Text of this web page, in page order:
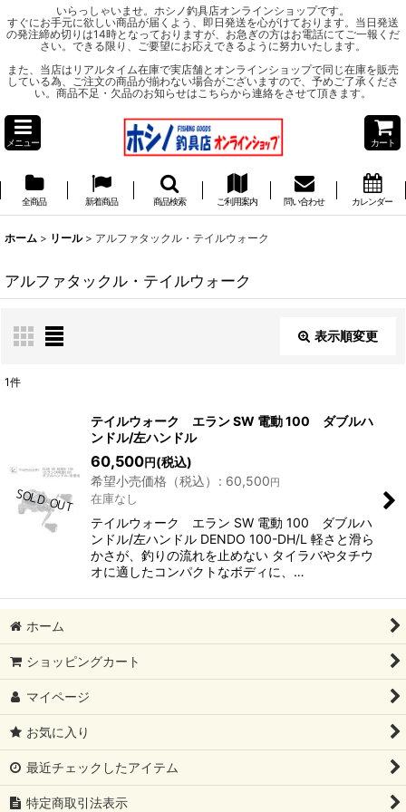
いらっしゃいませ。ホシノ釣具店オンラインショップです。
すぐにお手元に欲しい商品が届くよう、即日発送を心がけております。当日発送
の発注締め切りは14時となっておりますが、お急ぎの方はお電話にてご一報くだ
さい。できる限り、ご要望にお応えできるように努力いたします。
また、当店はリアルタイム在庫で実店舗とオンラインショップで同じ在庫を販売
している為、ご注文の商品が揃わない場合がございますので、予めご了承くださ
い。商品不足・欠品のお知らせはこちらから連絡をさせて頂きます。
メニュー カート
全商品 新着商品 商品検索 ご利用案内 問い合わせ カレンダー
ホーム > リール > アルファタックル・テイルウォーク
アルファタックル・テイルウォーク
表示順変更
並び順:
絞り込む
1件
テイルウォーク エラン SW 電動 100 ダブルハ
ンドル/左ハンドル
60,500円(税込)
希望小売価格（税込）
: 60,500円
在庫なし
テイルウォーク エラン SW 電動 100 ダブルハ
ンドル/左ハンドル DENDO 100-DH/L 軽さと滑ら
かさが、釣りの流れを止めない タイラバやタチウ
オに適したコンパクトなボディに、…
ホーム
ショッピングカート
マイページ
お気に入り
最近チェックしたアイテム
特定商取引法表示